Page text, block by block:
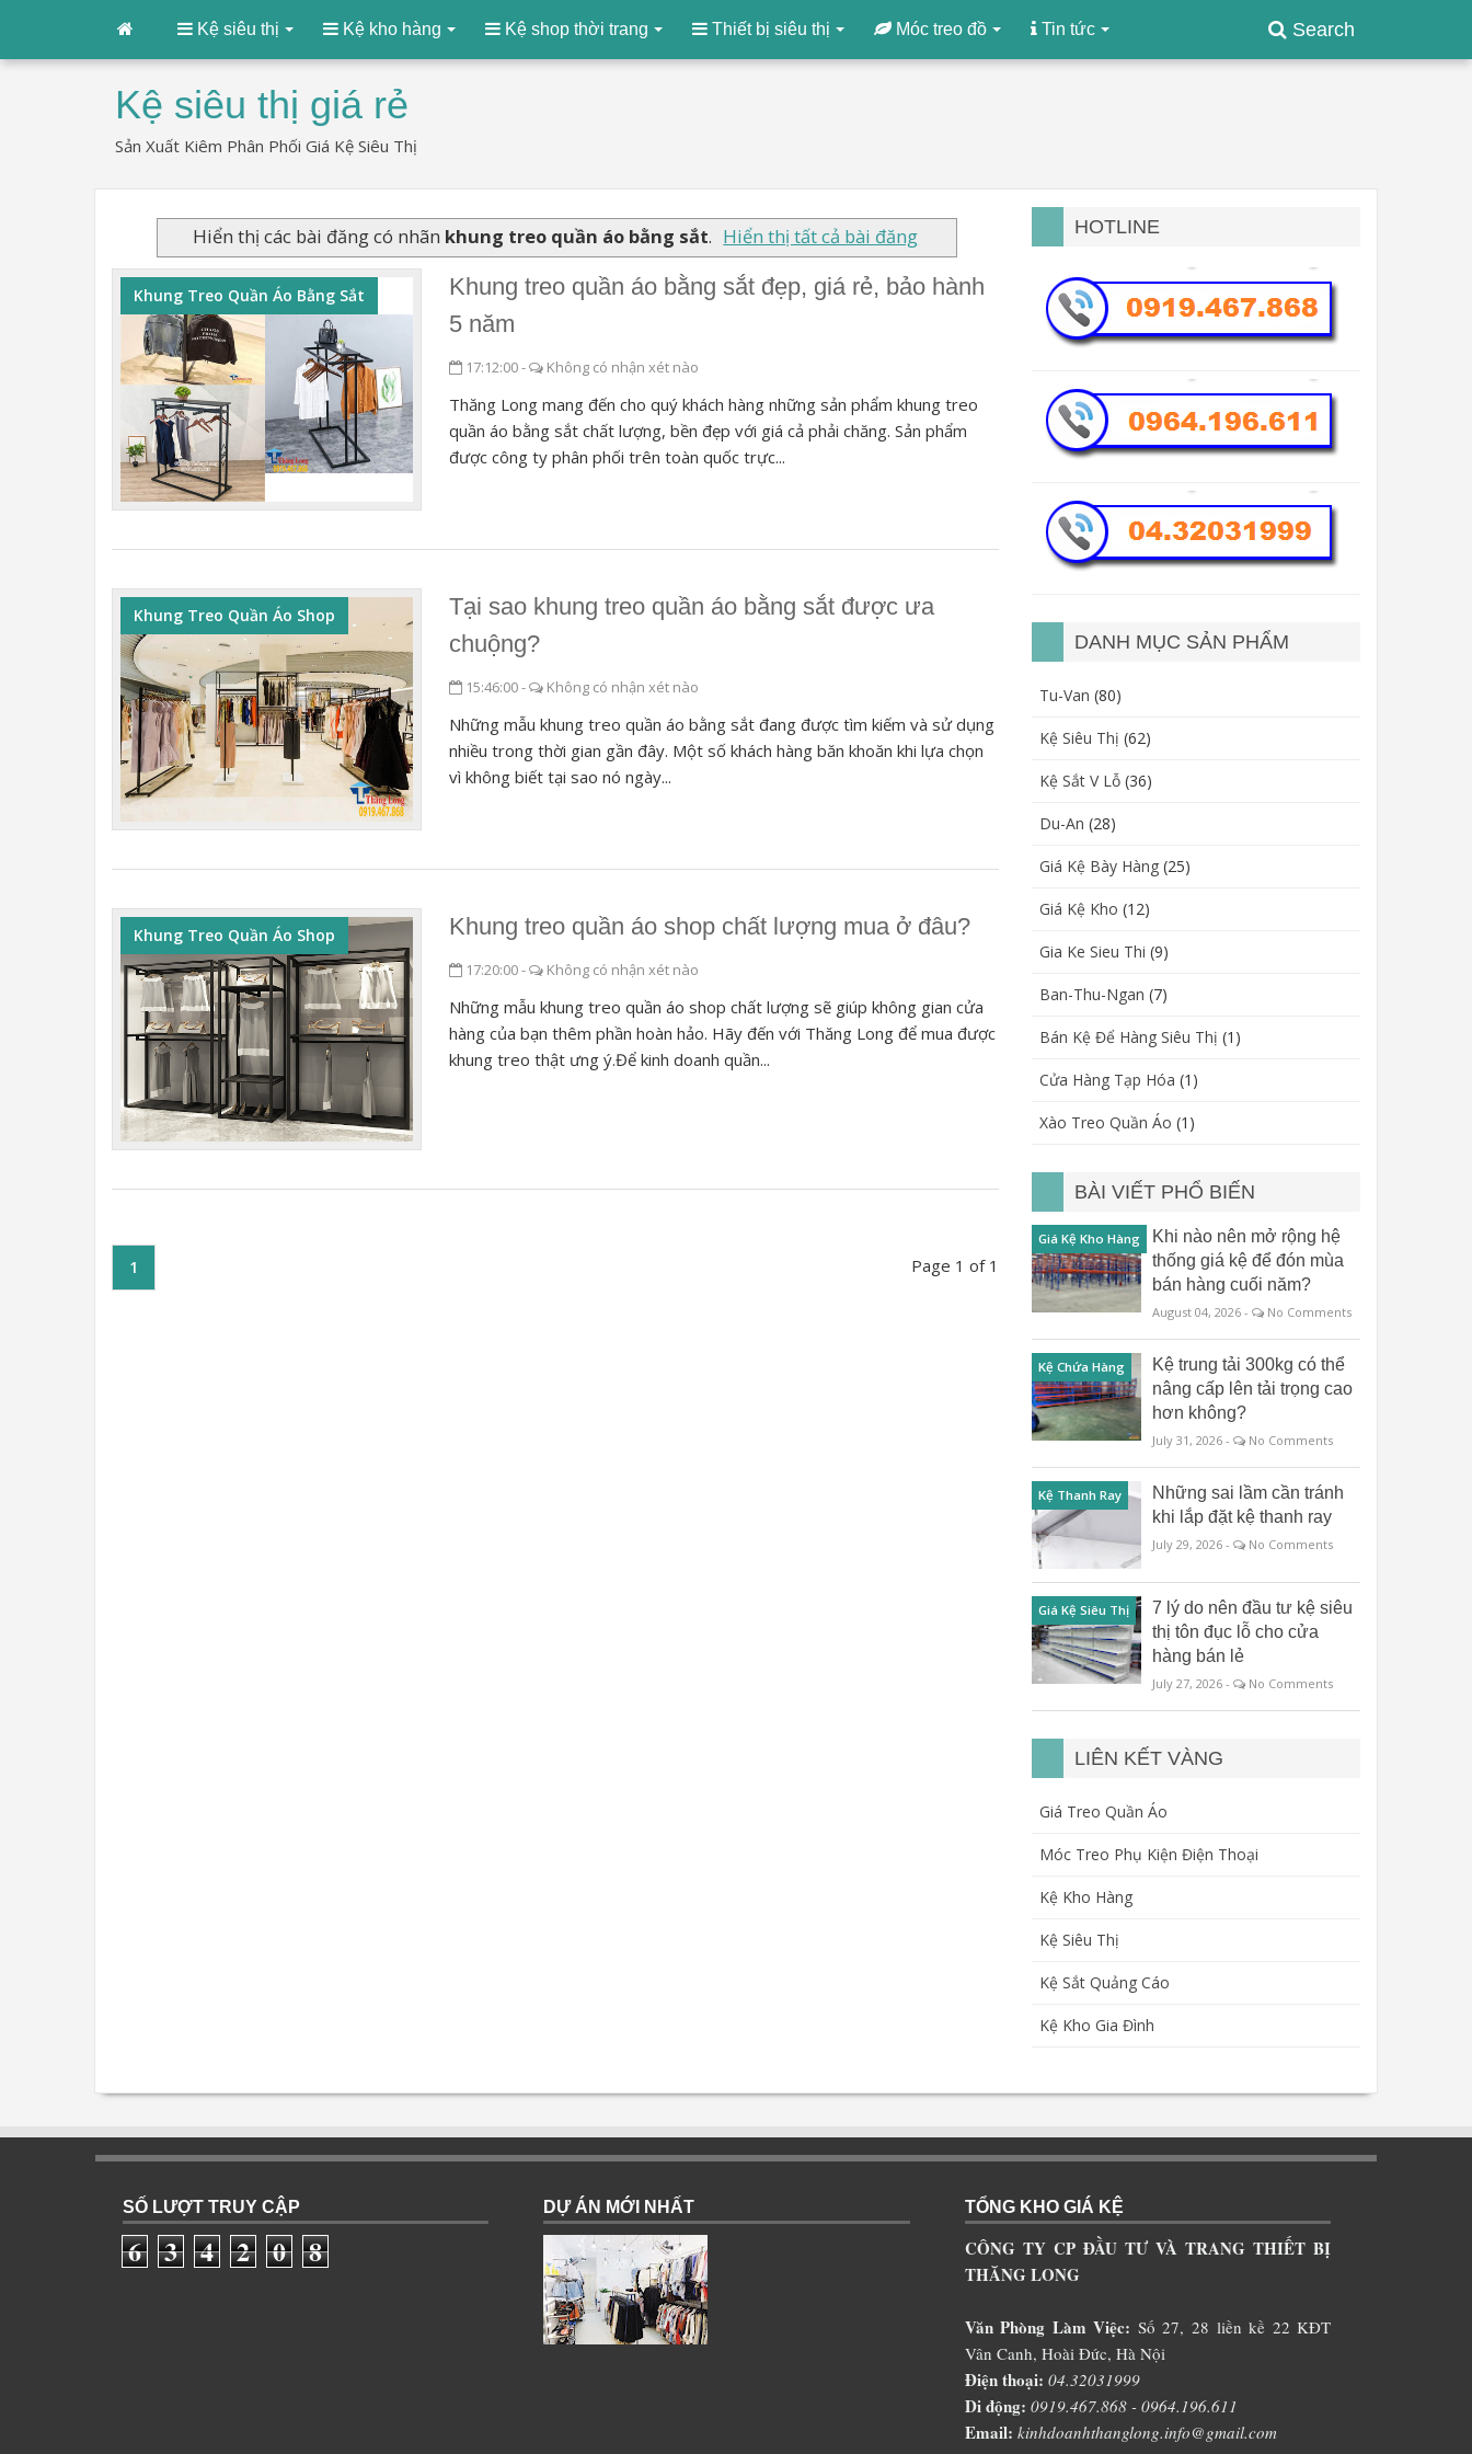
Search
Kệ siêu thị Kệ kho hàng Kệ shop thời trang Thiết bị siêu thị Móc treo đồ Tin tức
Kệ siêu thị giá rẻ
Sản Xuất Kiêm Phân Phối Giá Kệ Siêu Thị
Hiển thị các bài đăng có nhãn khung treo quần áo bằng sắt. Hiển thị tất cả bài đăng
Khung treo quần áo bằng sắt đẹp, giá rẻ, bảo hành
5 năm
Khung Treo Quần Áo Bằng Sắt
17:12:00- Không có nhận xét nào
Thăng Long mang đến cho quý khách hàng những sản phẩm khung treo
quần áo bằng sắt chất lượng, bền đẹp với giá cả phải chăng. Sản phẩm
được công ty phân phối trên toàn quốc trực...
Tại sao khung treo quần áo bằng sắt được ưa
chuộng?
Khung Treo Quần Áo Shop
15:46:00- Không có nhận xét nào
Những mẫu khung treo quần áo bằng sắt đang được tìm kiếm và sử dụng
nhiều trong thời gian gần đây. Một số khách hàng băn khoăn khi lựa chọn
vì không biết tại sao nó ngày...
Khung treo quần áo shop chất lượng mua ở đâu?
Khung Treo Quần Áo Shop
17:20:00- Không có nhận xét nào
Những mẫu khung treo quần áo shop chất lượng sẽ giúp không gian cửa
hàng của bạn thêm phần hoàn hảo. Hãy đến với Thăng Long để mua được
khung treo thật ưng ý.Để kinh doanh quần...
Page 1 of 1
1
HOTLINE
DANH MỤC SẢN PHẨM
Tu-Van (80)
Kệ Siêu Thị (62)
Kệ Sắt V Lỗ (36)
Du-An (28)
Giá Kệ Bày Hàng (25)
Giá Kệ Kho (12)
Gia Ke Sieu Thi (9)
Ban-Thu-Ngan (7)
Bán Kệ Để Hàng Siêu Thị (1)
Cửa Hàng Tạp Hóa (1)
Xào Treo Quần Áo (1)
BÀI VIẾT PHỔ BIẾN
Giá Kệ Kho Hàng
Khi nào nên mở rộng hệ
thống giá kệ để đón mùa
bán hàng cuối năm?
August 04, 2026 - No Comments
Kệ Chứa Hàng
Kệ trung tải 300kg có thể
nâng cấp lên tải trọng cao
hơn không?
July 31, 2026 - No Comments
Kệ Thanh Ray
Những sai lầm cần tránh
khi lắp đặt kệ thanh ray
July 29, 2026 - No Comments
Giá Kệ Siêu Thị
7 lý do nên đầu tư kệ siêu
thị tôn đục lỗ cho cửa
hàng bán lẻ
July 27, 2026 - No Comments
LIÊN KẾT VÀNG
Giá Treo Quần Áo
Móc Treo Phụ Kiện Điện Thoại
Kệ Kho Hàng
Kệ Siêu Thị
Kệ Sắt Quảng Cáo
Kệ Kho Gia Đình
SỐ LƯỢT TRUY CẬP
6 3 4 2 0 8
DỰ ÁN MỚI NHẤT TỔNG KHO GIÁ KỆ
CÔNG TY CP ĐẦU TƯ VÀ TRANG THIẾT BỊ
THĂNG LONG
Văn Phòng Làm Việc: Số 27, 28 liền kề 22 KĐT
Vân Canh, Hoài Đức, Hà Nội
Điện thoại: 04.32031999
Di động: 0919.467.868 - 0964.196.611
Email: kinhdoanhthanglong.info@gmail.com